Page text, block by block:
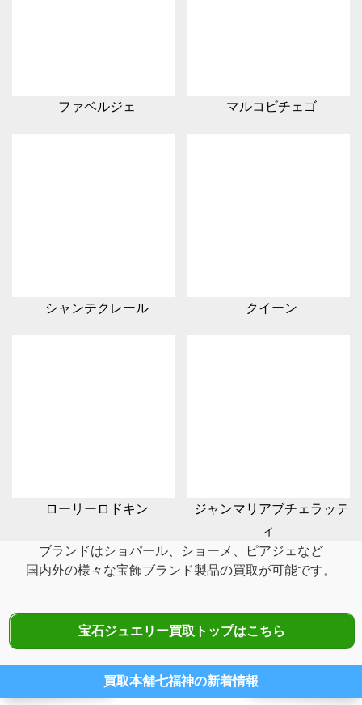
ファベルジェ マルコビチェゴ
シャンテクレール クイーン
ローリーロドキン
ジャンマリアブチェラッテ
ィ
ブランドはショパール、ショーメ、ピアジェなど
国内外の様々な宝飾ブランド製品の買取が可能です。
宝石ジュエリー買取トップはこちら
買取本舗七福神の新着情報